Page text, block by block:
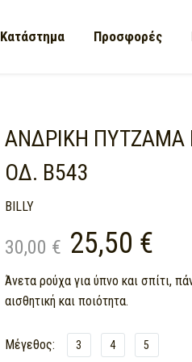
Κατάστημα Προσφορές
ΑΝΔΡΙΚΗ ΠΥΤΖΑΜΑ
ΟΔ. Β543
BILLY
30,00 €
Original
price
was:
25,50 €
Current
price
is:
Άνετα ρούχα για ύπνο και σπίτι,
αισθητική και ποιότητα.
Μέγεθος 3 4 5